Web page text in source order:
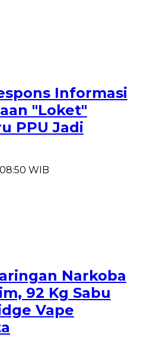
Informasi
"Loket"
PPU Jadi
WIB
Narkoba
92 Kg Sabu
Vape